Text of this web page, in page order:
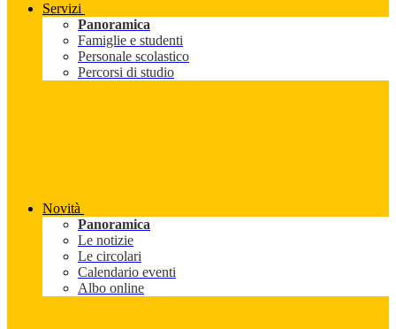
Servizi
Panoramica
Famiglie e studenti
Personale scolastico
Percorsi di studio
Novità
Panoramica
Le notizie
Le circolari
Calendario eventi
Albo online